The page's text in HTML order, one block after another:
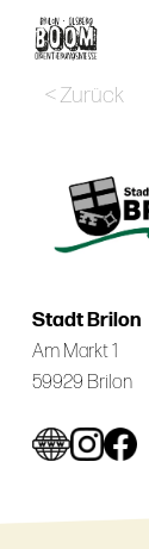
< Zurück
Stadt Brilon
Am Markt 1
59929 Brilon